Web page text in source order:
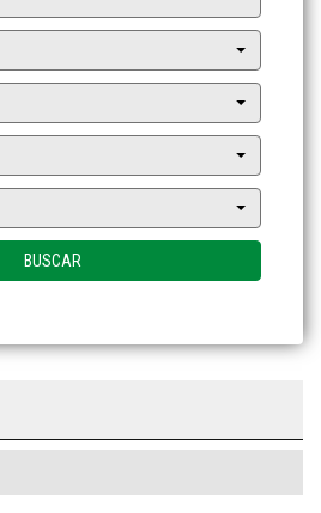
BUSCAR